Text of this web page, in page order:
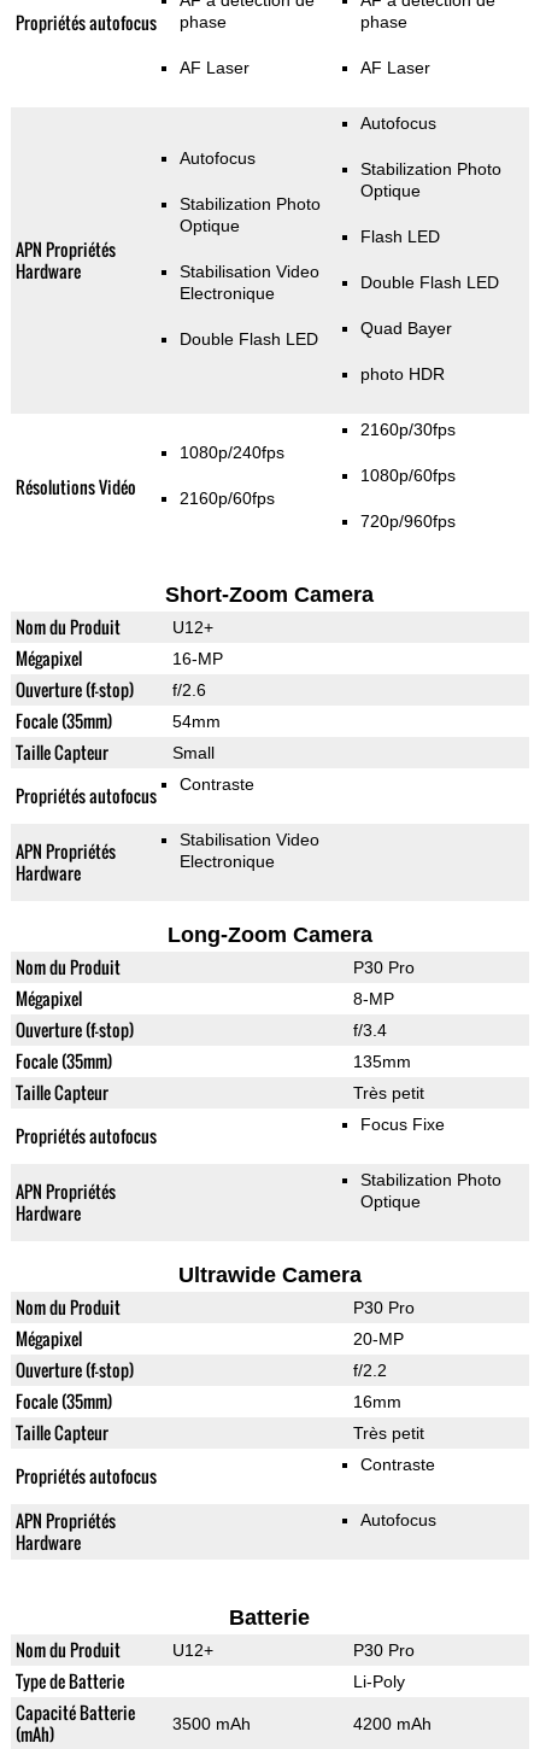
Propriétés autofocus
phase
AF Laser
phase
AF Laser
APN Propriétés
Hardware
Autofocus
Stabilization Photo
Optique
Stabilisation Video
Electronique
Double Flash LED
Autofocus
Stabilization Photo
Optique
Flash LED
Double Flash LED
Quad Bayer
photo HDR
Résolutions Vidéo
1080p/240fps
2160p/60fps
2160p/30fps
1080p/60fps
720p/960fps
Short-Zoom Camera
Nom du Produit U12+
Mégapixel 16-MP
Ouverture (f-stop) f/2.6
Focale (35mm) 54mm
Taille Capteur Small
Propriétés autofocus Contraste
APN Propriétés
Hardware
Stabilisation Video
Electronique
Long-Zoom Camera
Nom du Produit P30 Pro
Mégapixel 8-MP
Ouverture (f-stop) f/3.4
Focale (35mm) 135mm
Taille Capteur Très petit
Propriétés autofocus Focus Fixe
APN Propriétés
Hardware
Stabilization Photo
Optique
Ultrawide Camera
Nom du Produit P30 Pro
Mégapixel 20-MP
Ouverture (f-stop) f/2.2
Focale (35mm) 16mm
Taille Capteur Très petit
Propriétés autofocus Contraste
APN Propriétés
Hardware
Autofocus
Batterie
Nom du Produit U12+ P30 Pro
Type de Batterie Li-Poly
Capacité Batterie
(mAh)
3500 mAh 4200 mAh